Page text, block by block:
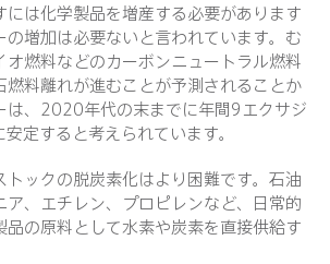
には化学製品を増産する必要があります
の増加は必要ないと言われています。む
オ燃料などのカーボンニュートラル燃料
燃料離れが進むことが予測されることか
は、2020年代の末までに年間9エクサジ
定すると考えられています。
トックの脱炭素化はより困難です。石油
ア、エチレン、プロピレンなど、日常的
品の原料として水素や炭素を直接供給す